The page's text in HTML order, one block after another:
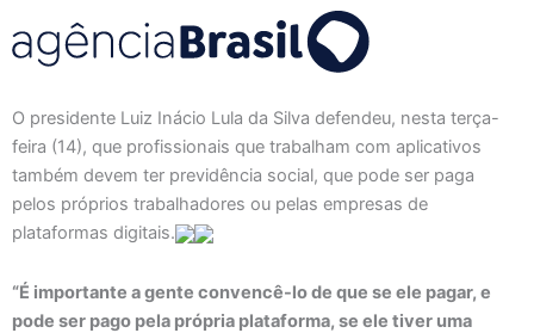
O presidente Luiz Inácio Lula da Silva defendeu, nesta terça-
feira (14), que profissionais que trabalham com aplicativos
também devem ter previdência social, que pode ser paga
pelos próprios trabalhadores ou pelas empresas de
plataformas digitais.
“É importante a gente convencê-lo de que se ele pagar, e
pode ser pago pela própria plataforma, se ele tiver uma